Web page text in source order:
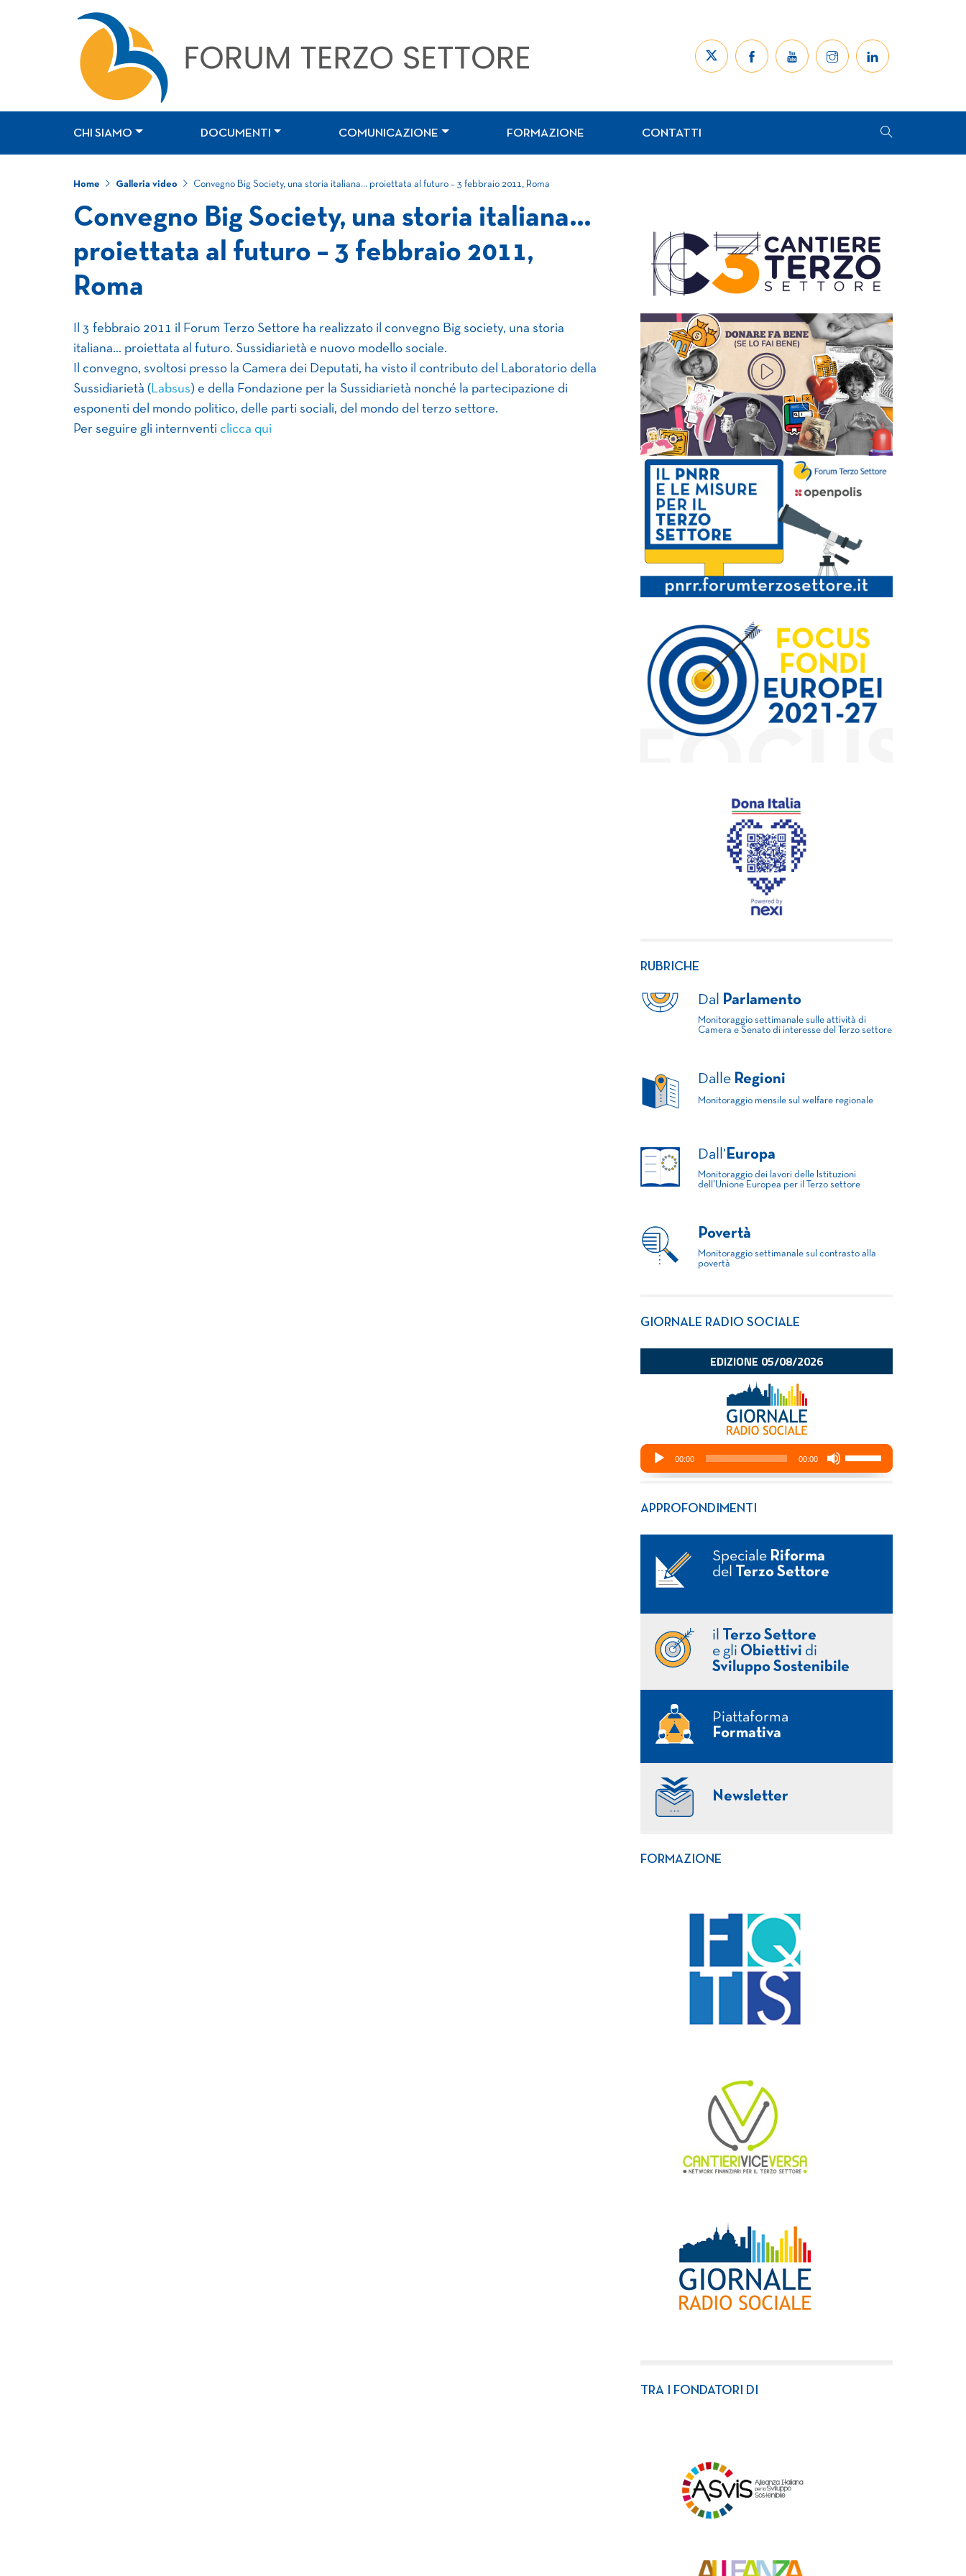
CHI SIAMO DOCUMENTI COMUNICAZIONE FORMAZIONE CONTATTI
Home Galleria video Convegno Big Society, una storia italiana… proiettata al futuro – 3 febbraio 2011, Roma
Convegno Big Society, una storia italiana…
proiettata al futuro – 3 febbraio 2011,
Roma
Il 3 febbraio 2011 il Forum Terzo Settore ha realizzato il convegno Big society, una storia
italiana… proiettata al futuro. Sussidiarietà e nuovo modello sociale.
Il convegno, svoltosi presso la Camera dei Deputati, ha visto il contributo del Laboratorio della
Sussidiarietà ( Labsus) e della Fondazione per la Sussidiarietà nonché la partecipazione di
esponenti del mondo politico, delle parti sociali, del mondo del terzo settore.
Per seguire gli internventi clicca qui
RUBRICHE
Dal Parlamento
Monitoraggio settimanale sulle attività di
Camera e Senato di interesse del Terzo settore
Dalle Regioni
Monitoraggio mensile sul welfare regionale
Dall' Europa
Monitoraggio dei lavori delle Istituzioni
dell'Unione Europea per il Terzo settore
Povertà
Monitoraggio settimanale sul contrasto alla
povertà
GIORNALE RADIO SOCIALE
APPROFONDIMENTI
Speciale Riforma
del
Terzo Settore
il
Terzo Settore
e gli Obiettivi di
Sviluppo Sostenibile
Piattaforma
Formativa
Newsletter
FORMAZIONE
TRA I FONDATORI DI